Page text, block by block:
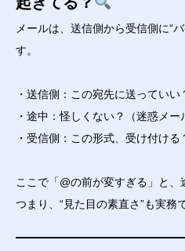
メールは、送信側から受信側に“
す。
・送信側：この宛先に送っていい
・途中：怪しくない？（迷惑メー
・受信側：この形式、受け付ける
ここで「@の前が変すぎる」と、
つまり、“見た目の素直さ”も実務